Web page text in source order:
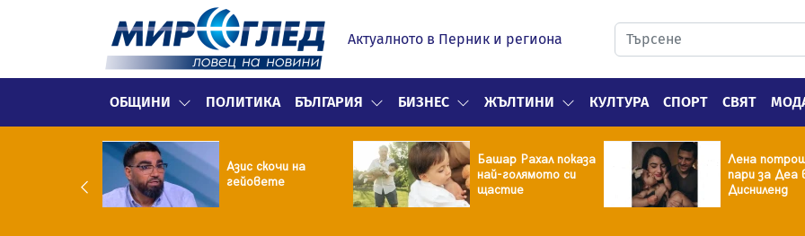
Актуалното в Перник и региона
ОБЩИНИ ПОЛИТИКА БЪЛГАРИЯ БИЗНЕС ЖЪЛТИНИ КУЛТУРА СПОРТ СВЯТ
Азис скочи на
гейовете
Башар Рахал показа
най-голямото си
щастие
Лена
пари за Деа
Дисниленд